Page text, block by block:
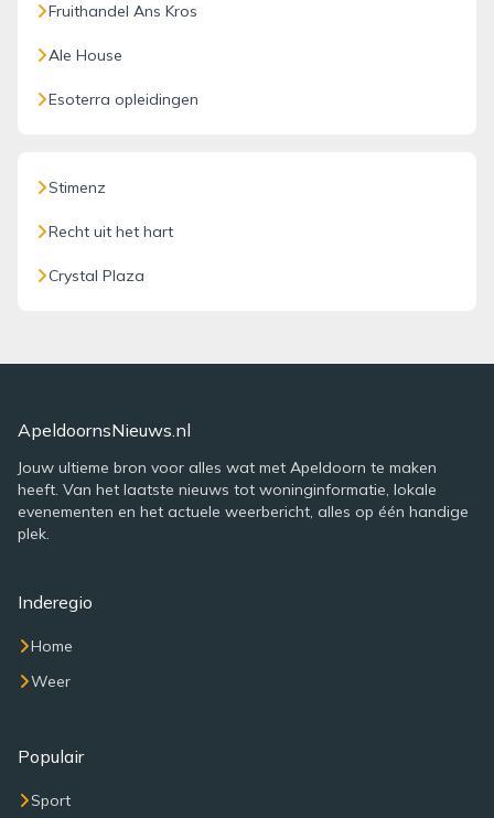
Fruithandel Ans Kros
Ale House
Esoterra opleidingen
Stimenz
Recht uit het hart
Crystal Plaza
ApeldoornsNieuws.nl
Jouw ultieme bron voor alles wat met Apeldoorn te maken
heeft. Van het laatste nieuws tot woninginformatie, lokale
evenementen en het actuele weerbericht, alles op één handige
plek.
Inderegio
Home
Weer
Populair
Sport